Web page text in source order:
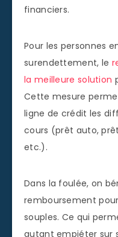
financiers.
Pour les personnes
surendettement, le
la meilleure solution
Cette mesure
ligne de crédit les
cours (prêt auto,
etc.).
Dans la foulée, on
remboursement
souples. Ce qui
autant empiéter sur